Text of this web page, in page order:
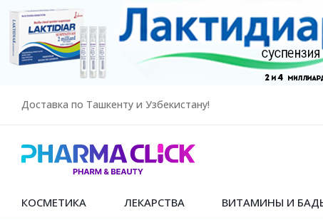
Доставка по Ташкенту и Узбекистану!
КОСМЕТИКА ЛЕКАРСТВА ВИТАМИНЫ И